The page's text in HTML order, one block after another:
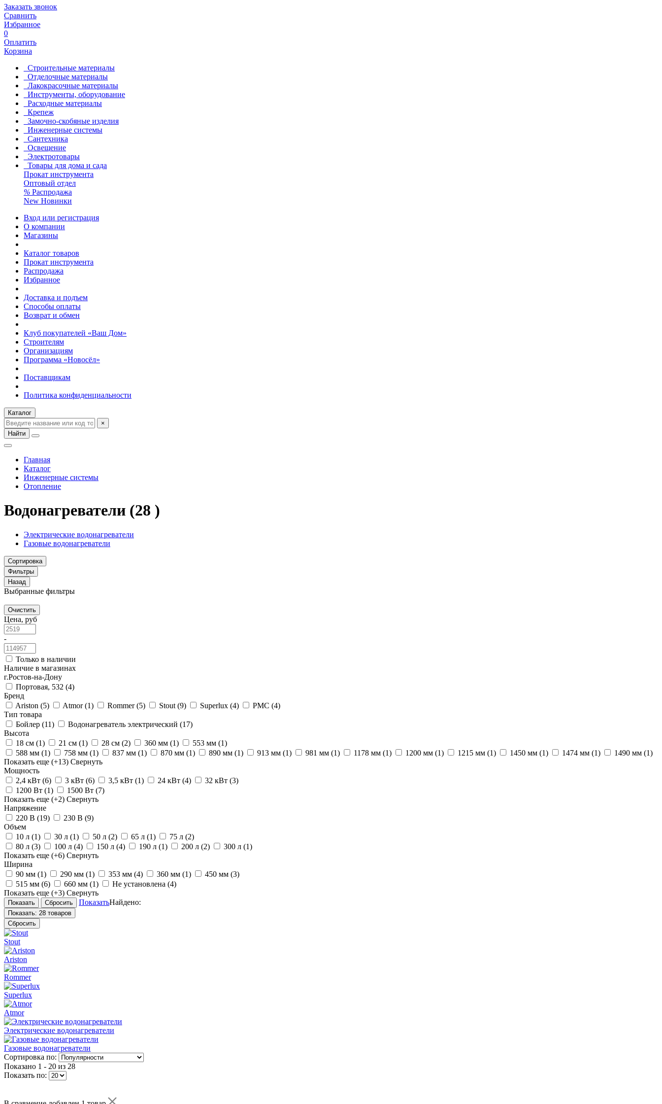
Заказать звонок
Сравнить
Избранное
0
Оплатить
Корзина
Строительные материалы
Отделочные материалы
Лакокрасочные материалы
Инструменты, оборудование
Расходные материалы
Крепеж
Замочно-скобяные изделия
Инженерные системы
Сантехника
Освещение
Электротовары
Товары для дома и сада
Прокат инструмента
Оптовый отдел
% Распродажа
New Новинки
Вход или регистрация
О компании
Магазины
Каталог товаров
Прокат инструмента
Распродажа
Избранное
Доставка и подъем
Способы оплаты
Возврат и обмен
Клуб покупателей «Ваш Дом»
Строителям
Организациям
Программа «Новосёл»
Поставщикам
Политика конфиденциальности
Каталог
×
Найти
Главная
Каталог
Инженерные системы
Отопление
Водонагреватели (28 )
Электрические водонагреватели
Газовые водонагреватели
Сортировка
Фильтры
Назад
Выбранные фильтры
Очистить
Цена, руб
-
Только в наличии
Наличие в магазинах
г.Ростов-на-Дону
Портовая, 532 (4)
Бренд
Ariston (5) Atmor(1) Rommer(5) Stout (9) Superlux (4) РМС (4)
Тип товара
Бойлер (11) Водонагреватель электрический (17)
Высота
18 см (1) 21 см (1) 28 см (2) 360 мм (1) 553 мм (1)
588 мм (1) 758 мм (1) 837 мм (1) 870 мм (1) 890 мм (1) 913 мм (1) 981 мм (1) 1178 мм (1) 1200 мм (1) 1215 мм (1) 1450 мм (1) 1474 мм (1) 1490 мм (1)
Показать еще (+13) Свернуть
Мощность
2,4 кВт (6) 3 кВт (6) 3,5 кВт (1) 24 кВт (4) 32 кВт (3)
1200 Вт (1) 1500 Вт (7)
Показать еще (+2) Свернуть
Напряжение
220 В (19) 230 В (9)
Объем
10 л (1) 30 л (1) 50 л (2) 65 л (1) 75 л (2)
80 л (3) 100 л (4) 150 л (4) 190 л (1) 200 л (2) 300 л (1)
Показать еще (+6) Свернуть
Ширина
90 мм (1) 290 мм (1) 353 мм (4) 360 мм (1) 450 мм (3)
515 мм (6) 660 мм (1) Не установлена (4)
Показать еще (+3) Свернуть
ПоказатьНайдено:
Показать: 28 товаров
Сбросить
Stout
Ariston
Rommer
Superlux
Atmor
Электрические водонагреватели
Газовые водонагреватели
Сортировка по:
Показано 1 - 20 из 28
Показать по: